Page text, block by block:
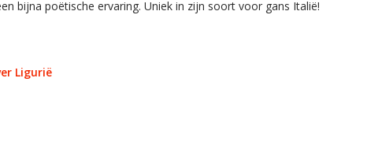
bijna poëtische ervaring. Uniek in zijn soort voor gans Italië!
Ligurië